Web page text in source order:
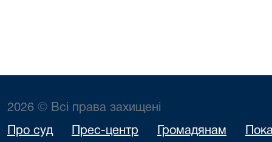
2026 © Всі права захищені
Про суд Прес-центр Громадянам